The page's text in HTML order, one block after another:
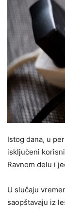
Istog dana, u
isključeni
Ravnom delu i
U slučaju
saopštavaju iz